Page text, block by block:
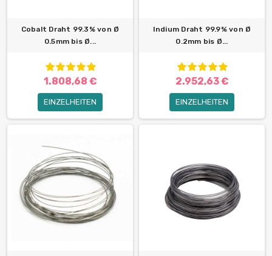
Cobalt Draht 99.3% von Ø
0.5mm bis Ø...
1.808,68 €
EINZELHEITEN
Indium Draht 99.9% von Ø
0.2mm bis Ø...
2.952,63 €
EINZELHEITEN